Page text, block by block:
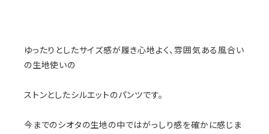
ゆったりとしたサイズ感が履き心地よく、雰囲気ある風合い
の生地使いの
ストンとしたシルエットのパンツです。
今までのシオタの生地の中ではがっしり感を確かに感じま